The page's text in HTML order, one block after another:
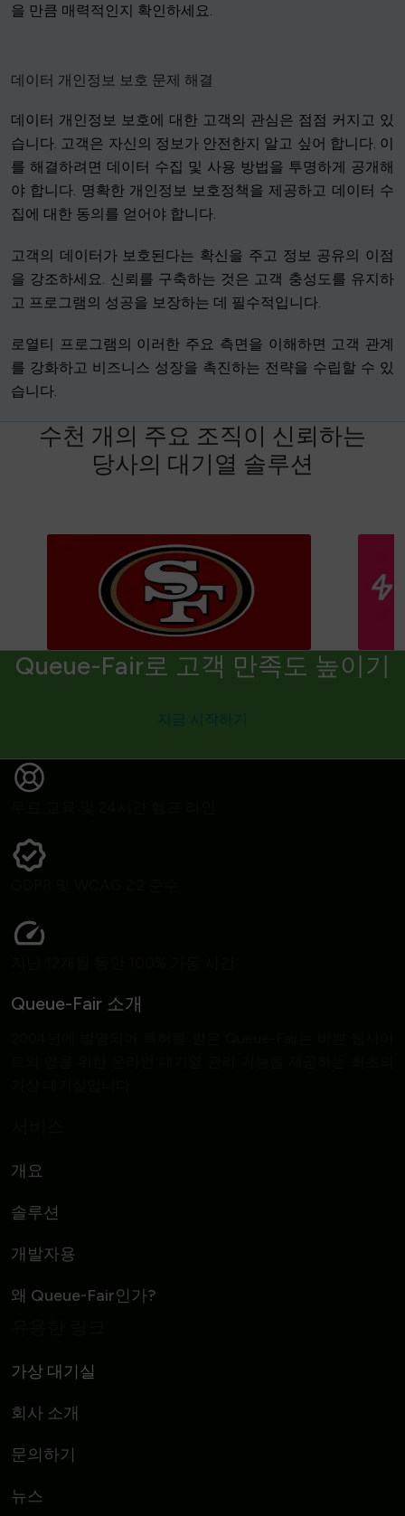
을 만큼 매력적인지 확인하세요.
데이터 개인정보 보호 문제 해결
데이터 개인정보 보호에 대한 고객의 관심은 점점 커지고 있
습니다. 고객은 자신의 정보가 안전한지 알고 싶어 합니다. 이
를 해결하려면 데이터 수집 및 사용 방법을 투명하게 공개해
야 합니다. 명확한 개인정보 보호정책을 제공하고 데이터 수
집에 대한 동의를 얻어야 합니다.
고객의 데이터가 보호된다는 확신을 주고 정보 공유의 이점
을 강조하세요. 신뢰를 구축하는 것은 고객 충성도를 유지하
고 프로그램의 성공을 보장하는 데 필수적입니다.
로열티 프로그램의 이러한 주요 측면을 이해하면 고객 관계
를 강화하고 비즈니스 성장을 촉진하는 전략을 수립할 수 있
습니다.
수천 개의 주요 조직이 신뢰하는
당사의 대기열 솔루션
Queue-Fair로 고객 만족도 높이기
Queue-Fair 소개
개요
솔루션
개발자용
왜 Queue-Fair인가?
가상 대기실
회사 소개
문의하기
뉴스